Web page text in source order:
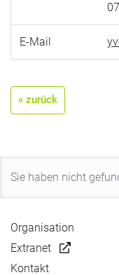
E-Mail
« zurück
Organisation
Extranet
Kontakt